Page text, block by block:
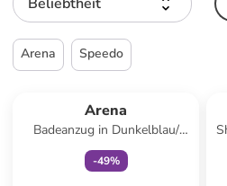
Arena Speedo
Arena
Badeanzug in Dunkelblau/
Pink
-49%